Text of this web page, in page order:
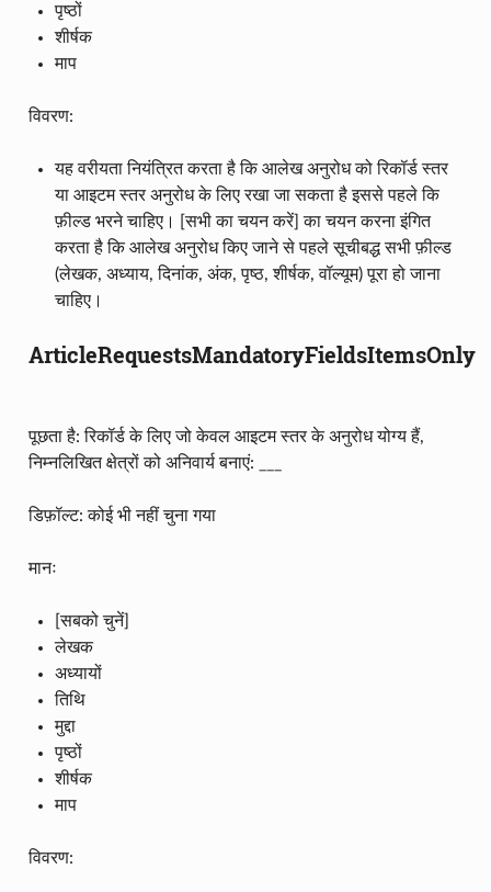
पृष्ठों
शीर्षक
माप
विवरण:
यह वरीयता नियंत्रित करता है कि आलेख अनुरोध को रिकॉर्ड स्तर
या आइटम स्तर अनुरोध के लिए रखा जा सकता है इससे पहले कि
फ़ील्ड भरने चाहिए। [सभी का चयन करें] का चयन करना इंगित
करता है कि आलेख अनुरोध किए जाने से पहले सूचीबद्ध सभी फ़ील्ड
(लेखक, अध्याय, दिनांक, अंक, पृष्ठ, शीर्षक, वॉल्यूम) पूरा हो जाना
चाहिए।
ArticleRequestsMandatoryFieldsItemsOnly
पूछता है: रिकॉर्ड के लिए जो केवल आइटम स्तर के अनुरोध योग्य हैं,
निम्नलिखित क्षेत्रों को अनिवार्य बनाएं: ___
डिफ़ॉल्ट: कोई भी नहीं चुना गया
मानः
[सबको चुनें]
लेखक
अध्यायों
तिथि
मुद्दा
पृष्ठों
शीर्षक
माप
विवरण: